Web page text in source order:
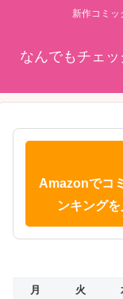
新作コミ
なんでもチェッ
Amazonでコ
ンキング
月 火